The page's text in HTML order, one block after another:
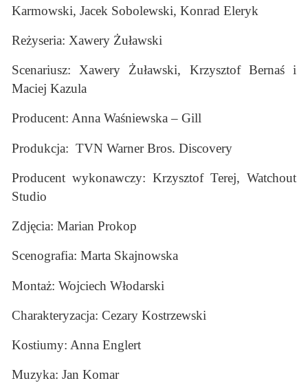
Karmowski, Jacek Sobolewski, Konrad Eleryk
Reżyseria: Xawery Żuławski
Scenariusz: Xawery Żuławski, Krzysztof Bernaś i
Maciej Kazula
Producent: Anna Waśniewska – Gill
Produkcja: TVN Warner Bros. Discovery
Producent wykonawczy: Krzysztof Terej, Watchout
Studio
Zdjęcia: Marian Prokop
Scenografia: Marta Skajnowska
Montaż: Wojciech Włodarski
Charakteryzacja: Cezary Kostrzewski
Kostiumy: Anna Englert
Muzyka: Jan Komar